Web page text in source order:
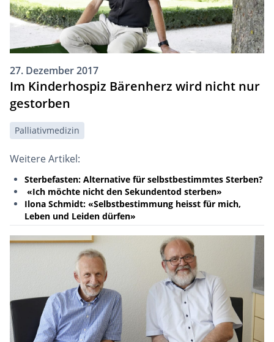
27. Dezember 2017
Im Kinderhospiz Bärenherz wird nicht nur
gestorben
Palliativmedizin
Weitere Artikel:
Sterbefasten: Alternative für selbstbestimmtes Sterben?
«Ich möchte nicht den Sekundentod sterben»
Ilona Schmidt: «Selbstbestimmung heisst für mich,
Leben und Leiden dürfen»